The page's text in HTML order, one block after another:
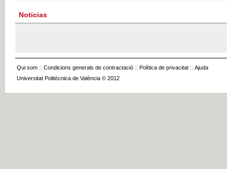
Noticias
Qui som :: Condicions generals de contractació :: Política de privacitat :: Ajuda
Universitat Politècnica de València © 2012